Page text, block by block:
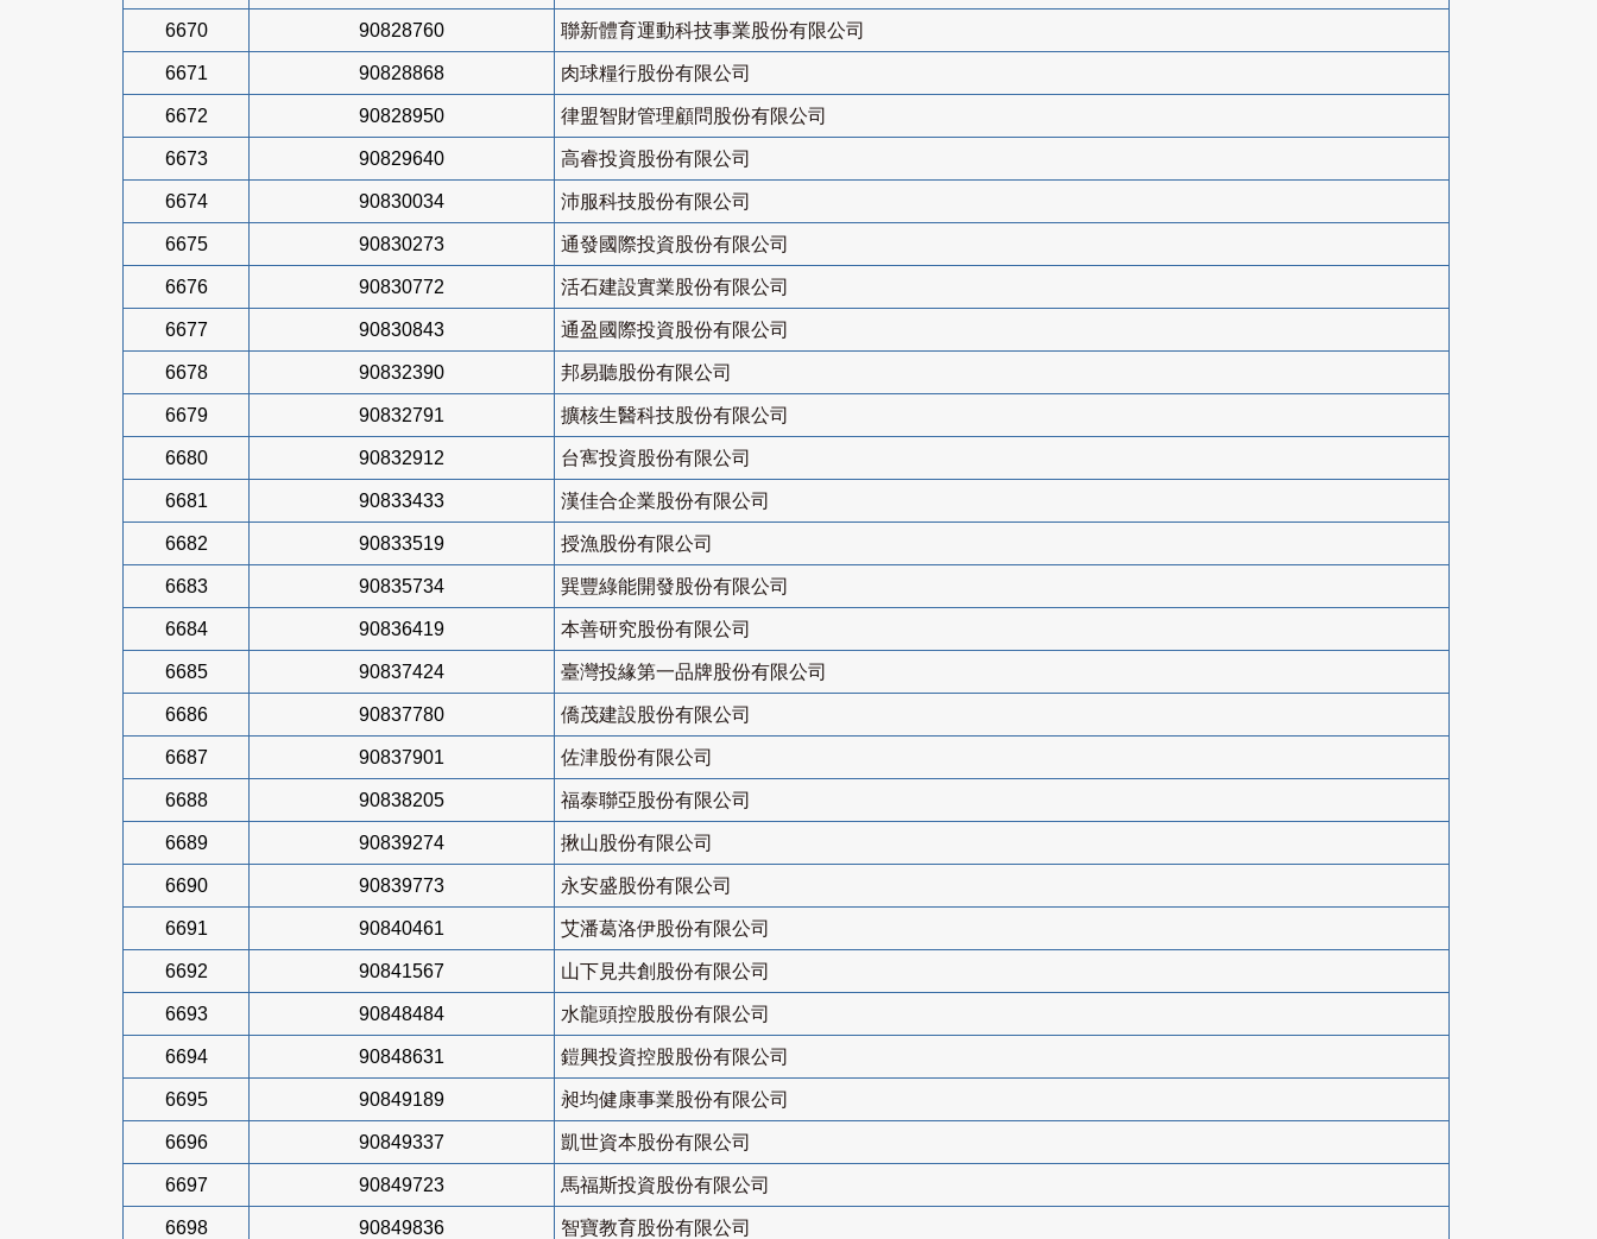
6670 90828760 聯新體育運動科技事業股份有限公司
6671 90828868 肉球糧行股份有限公司
6672 90828950 律盟智財管理顧問股份有限公司
6673 90829640 高睿投資股份有限公司
6674 90830034 沛服科技股份有限公司
6675 90830273 通發國際投資股份有限公司
6676 90830772 活石建設實業股份有限公司
6677 90830843 通盈國際投資股份有限公司
6678 90832390 邦易聽股份有限公司
6679 90832791 擴核生醫科技股份有限公司
6680 90832912 台寯投資股份有限公司
6681 90833433 漢佳合企業股份有限公司
6682 90833519 授漁股份有限公司
6683 90835734 巽豐綠能開發股份有限公司
6684 90836419 本善研究股份有限公司
6685 90837424 臺灣投緣第一品牌股份有限公司
6686 90837780 僑茂建設股份有限公司
6687 90837901 佐津股份有限公司
6688 90838205 福泰聯亞股份有限公司
6689 90839274 揪山股份有限公司
6690 90839773 永安盛股份有限公司
6691 90840461 艾潘葛洛伊股份有限公司
6692 90841567 山下見共創股份有限公司
6693 90848484 水龍頭控股股份有限公司
6694 90848631 鎧興投資控股股份有限公司
6695 90849189 昶均健康事業股份有限公司
6696 90849337 凱世資本股份有限公司
6697 90849723 馬福斯投資股份有限公司
6698 90849836 智寶教育股份有限公司